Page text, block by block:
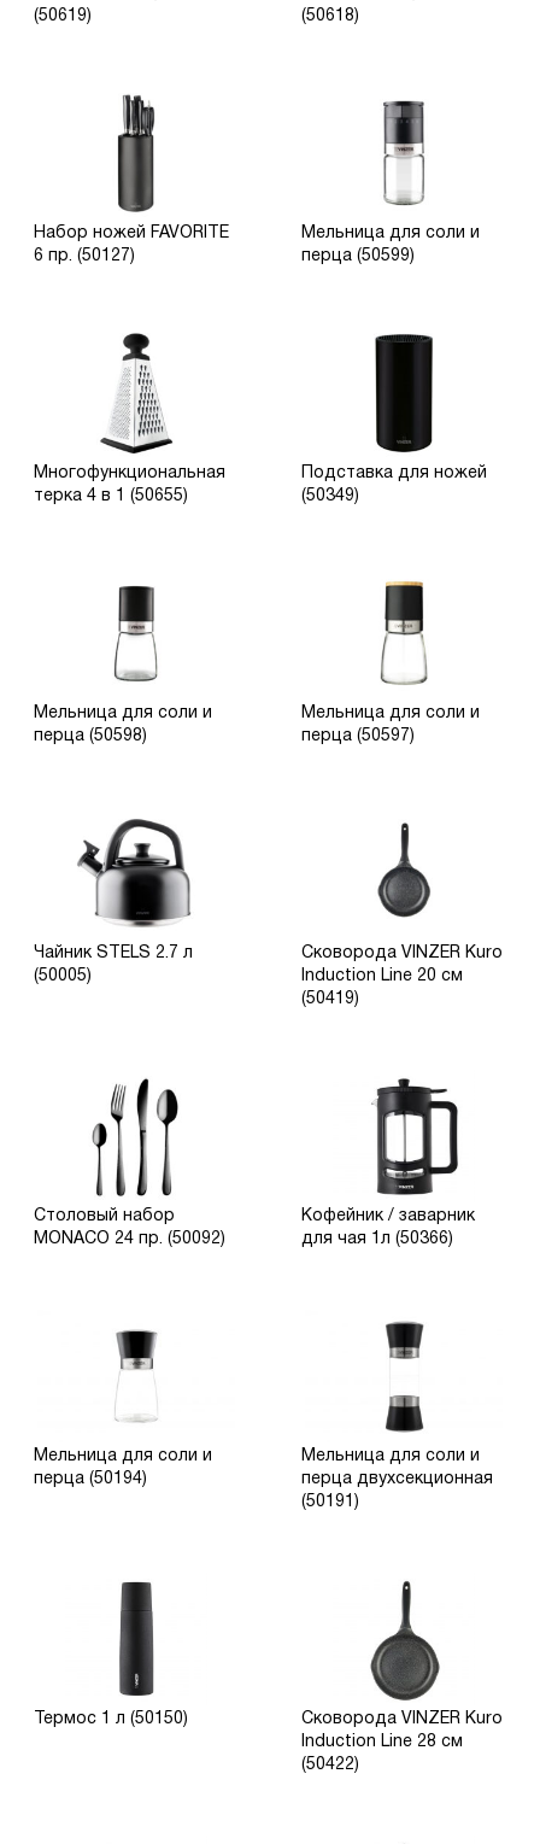
(50619)
(50618)
Набор ножей FAVORITE
6 пр. (50127)
Мельница для соли и
перца (50599)
Многофункциональная
терка 4 в 1 (50655)
Подставка для ножей
(50349)
Мельница для соли и
перца (50598)
Мельница для соли и
перца (50597)
Чайник STELS 2.7 л
(50005)
Сковорода VINZER Kuro
Induction Line 20 см
(50419)
Столовый набор
MONACO 24 пр. (50092)
Кофейник / заварник
для чая 1л (50366)
Мельница для соли и
перца (50194)
Мельница для соли и
перца двухсекционная
(50191)
Термос 1 л (50150)
Сковорода VINZER Kuro
Induction Line 28 см
(50422)